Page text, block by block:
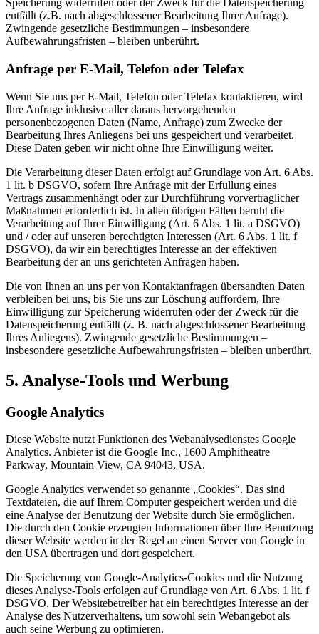
Speicherung widerrufen oder der Zweck für die Datenspeicherung
entfällt (z.B. nach abgeschlossener Bearbeitung Ihrer Anfrage).
Zwingende gesetzliche Bestimmungen – insbesondere
Aufbewahrungsfristen – bleiben unberührt.
Anfrage per E-Mail, Telefon oder Telefax
Wenn Sie uns per E-Mail, Telefon oder Telefax kontaktieren, wird
Ihre Anfrage inklusive aller daraus hervorgehenden
personenbezogenen Daten (Name, Anfrage) zum Zwecke der
Bearbeitung Ihres Anliegens bei uns gespeichert und verarbeitet.
Diese Daten geben wir nicht ohne Ihre Einwilligung weiter.
Die Verarbeitung dieser Daten erfolgt auf Grundlage von Art. 6 Abs.
1 lit. b DSGVO, sofern Ihre Anfrage mit der Erfüllung eines
Vertrags zusammenhängt oder zur Durchführung vorvertraglicher
Maßnahmen erforderlich ist. In allen übrigen Fällen beruht die
Verarbeitung auf Ihrer Einwilligung (Art. 6 Abs. 1 lit. a DSGVO)
und / oder auf unseren berechtigten Interessen (Art. 6 Abs. 1 lit. f
DSGVO), da wir ein berechtigtes Interesse an der effektiven
Bearbeitung der an uns gerichteten Anfragen haben.
Die von Ihnen an uns per von Kontaktanfragen übersandten Daten
verbleiben bei uns, bis Sie uns zur Löschung auffordern, Ihre
Einwilligung zur Speicherung widerrufen oder der Zweck für die
Datenspeicherung entfällt (z. B. nach abgeschlossener Bearbeitung
Ihres Anliegens). Zwingende gesetzliche Bestimmungen –
insbesondere gesetzliche Aufbewahrungsfristen – bleiben unberührt.
5. Analyse-Tools und Werbung
Google Analytics
Diese Website nutzt Funktionen des Webanalysedienstes Google
Analytics. Anbieter ist die Google Inc., 1600 Amphitheatre
Parkway, Mountain View, CA 94043, USA.
Google Analytics verwendet so genannte „Cookies“. Das sind
Textdateien, die auf Ihrem Computer gespeichert werden und die
eine Analyse der Benutzung der Website durch Sie ermöglichen.
Die durch den Cookie erzeugten Informationen über Ihre Benutzung
dieser Website werden in der Regel an einen Server von Google in
den USA übertragen und dort gespeichert.
Die Speicherung von Google-Analytics-Cookies und die Nutzung
dieses Analyse-Tools erfolgen auf Grundlage von Art. 6 Abs. 1 lit. f
DSGVO. Der Websitebetreiber hat ein berechtigtes Interesse an der
Analyse des Nutzerverhaltens, um sowohl sein Webangebot als
auch seine Werbung zu optimieren.